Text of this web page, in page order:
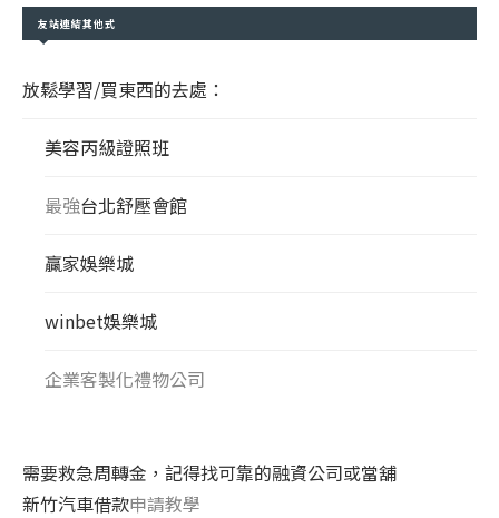
友站連結其他式
放鬆學習/買東西的去處：
美容丙級證照班
最強台北舒壓會館
贏家娛樂城
winbet娛樂城
企業客製化禮物公司
需要救急周轉金，記得找可靠的融資公司或當舖
新竹汽車借款申請教學